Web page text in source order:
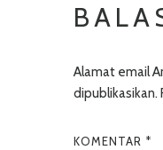
Alamat email
dipublikasikan.
KOMENTAR *